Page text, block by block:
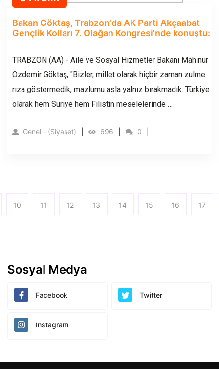
Bakan Göktaş, Trabzon'da AK Parti Akçaabat
Gençlik Kolları 7. Olağan Kongresi'nde konuştu:
TRABZON (AA) - Aile ve Sosyal Hizmetler Bakanı Mahinur
Özdemir Göktaş, "Bizler, millet olarak hiçbir zaman zulme
rıza göstermedik, mazlumu asla yalnız bırakmadık. Türkiye
olarak hem Suriye hem Filistin meselelerinde …
Genel - (Siyaset) 696 0
10 11 12 13 14 15 16 17
Sosyal Medya
Facebook Twitter
Instagram